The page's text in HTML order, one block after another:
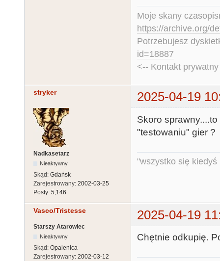
Moje skany
https://archive.org/
Potrzebujesz
id=18887
<-- Kontakt
stryker 2025-04-19
Nadkasetarz
Nieaktywny
Skąd: Gdańsk
Zarejestrowany: 2002-03-25
Posty: 5,146
Skoro
"testowaniu" gier ?
"wszystko się kiedyś
Vasco/Tristesse 2025-04-19
Starszy Atarowiec
Nieaktywny
Skąd: Opalenica
Zarejestrowany: 2002-03-12
Chętnie odkupię.